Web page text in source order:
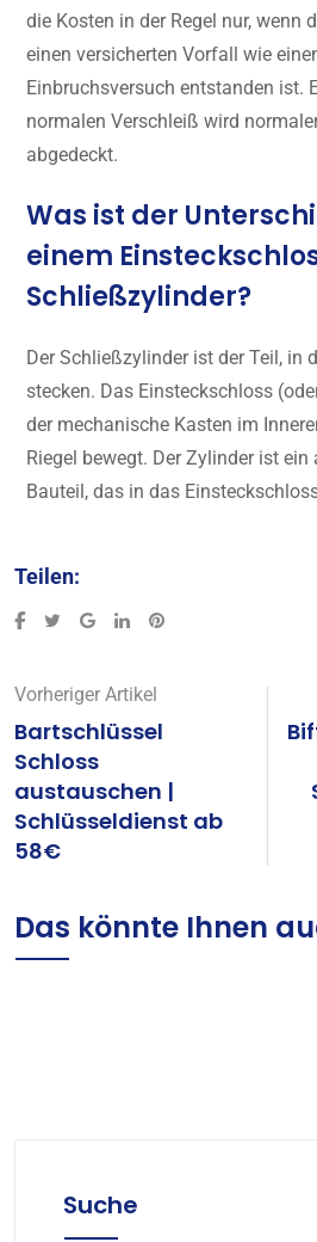
die Kosten in der Regel nur, wenn
einen versicherten Vorfall wie
Einbruchsversuch entstanden ist.
normalen Verschleiß wird
abgedeckt.
Was ist der
einem
Schließzylinder?
Der Schließzylinder ist der Teil, in
stecken. Das Einsteckschloss
der mechanische Kasten im
Riegel bewegt. Der Zylinder ist
Bauteil, das in das
Teilen:
Vorheriger Artikel
Bartschlüssel
Schloss
austauschen |
Schlüsseldienst ab
58€
Das könnte Ihnen
Suche